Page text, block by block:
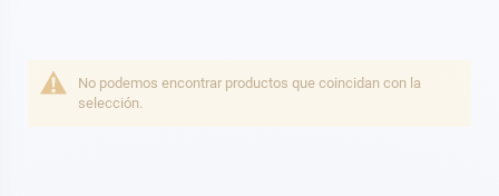
No podemos encontrar productos que coincidan con la
selección.